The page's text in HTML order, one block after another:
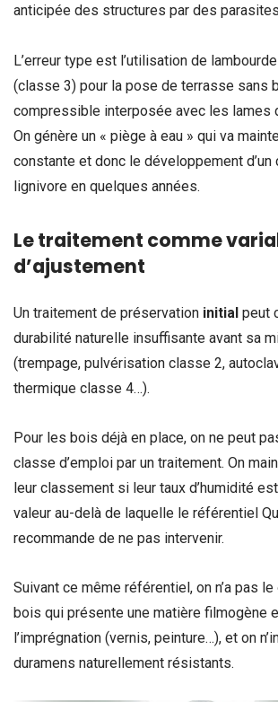
anticipée des structures par des
L’erreur type est l’utilisation de
(classe 3) pour la pose de terrasse sans
compressible interposée avec les lames
On génère un « piège à eau » qui va
constante et donc le développement d’un
lignivore en quelques années.
Le traitement comme
d’ajustement
Un traitement de préservation initial peut
durabilité naturelle insuffisante avant sa
(trempage, pulvérisation classe 2,
thermique classe 4…).
Pour les bois déjà en place, on ne peut
classe d’emploi par un traitement. On
leur classement si leur taux d’humidité
valeur au-delà de laquelle le référentiel
recommande de ne pas intervenir.
Suivant ce même référentiel, on n’a pas
bois qui présente une matière filmogène
l’imprégnation (vernis, peinture…), et on
duramens naturellement résistants.